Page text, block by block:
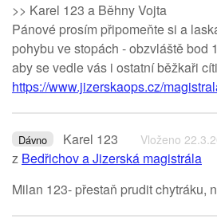
>> Karel 123 a Běhny Vojta
Pánové prosím připomeňte si a
pohybu ve stopách - obzvláště bod
aby se vedle vás i ostatní běžkaři
https://www.jizerskaops.cz/
Dávno Karel 123 Vloženo
z Bedřichov a Jizerská magistrála
Milan 123- přestaň prudit chytráku,